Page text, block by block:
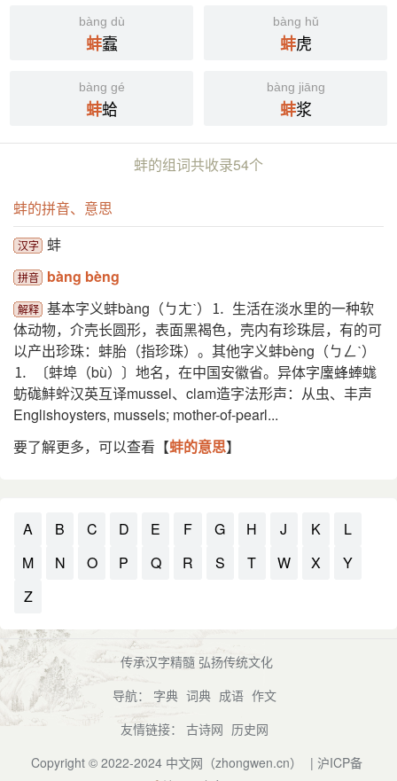
bàng dù
蚌蠧
bàng hǔ
蚌虎
bàng gé
蚌蛤
bàng jiāng
蚌浆
蚌的组词共收录54个
蚌的拼音、意思
汉字 蚌
拼音 bàng bèng
解释 基本字义蚌bàng（ㄅㄤˋ）⒈ 生活在淡水里的一种软
体动物，介壳长圆形，表面黑褐色，壳内有珍珠层，有的可
以产出珍珠：蚌胎（指珍珠）。其他字义蚌bèng（ㄅㄥˋ）
⒈ 〔蚌埠（bù）〕地名，在中国安徽省。异体字螷蜂蜯蛖
蚄硥䰷䖫汉英互译mussel、clam造字法形声：从虫、丰声
Englishoysters, mussels; mother-of-pearl...
要了解更多，可以查看【蚌的意思】
A B C D E F G H J K
L
M
N O P Q R S T W X
Y
Z
传承汉字精髓 弘扬传统文化
导航： 字典 词典 成语 作文
友情链接： 古诗网 历史网
Copyright © 2022-2024 中文网（zhongwen.cn） | 沪ICP备